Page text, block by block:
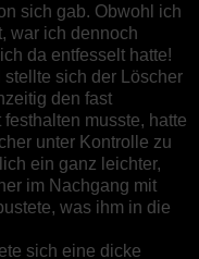
sich gab. Obwohl ich
war ich dennoch
da entfesselt hatte!
sich der Löscher
den fast
musste, hatte
unter Kontrolle zu
ein ganz leichter,
im Nachgang mit
was ihm in die
sich eine dicke